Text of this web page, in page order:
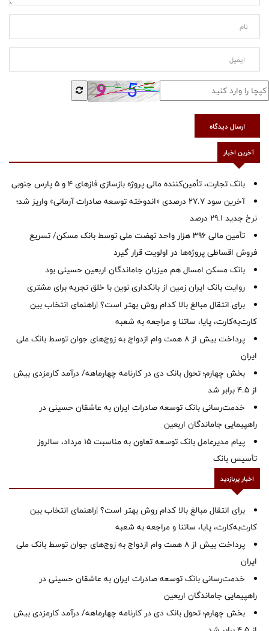
ارسال دیدگاه
آخرین اخبار
بانک تجارت، تأمین‌کننده مالی پروژه بازسازی فازهای ۴ و ۵ پارس جنوبی
آخرین سود ۲۷.۷ درصدی «اندوخته توسعه صادرات آرمانی» واریز شد؛
نرخ جدید ۲۹.۱ درصد
تأمین مالی ۳۹۶ هزار واحد نهضت ملی توسط بانک مسکن/ تسریع
فروش اقساطی پروژه‌ها در اولویت قرار گیرد
بانک مسکن امسال هم میزبان جاماندگان اربعین حسینی بود
روایت بانک ایران زمین از بانکداری نوین با خلق تجربه برای مشتری
برای انتقال مبالغ بالا کدام روش بهتر است؟ |راهنمای انتخاب بین
کارت‌به‌کارت، پایا، ساتنا و مراجعه به شعبه
پرداخت بیش از ۸ همت وام ازدواج به زوج‌های جوان توسط بانک ملی
ایران
بخش چهارم؛ تحول بانک دی در کارنامه چهارماهه/ درآمد کارمزدی بیش
از ۴.۵ برابر شد
خدمت‌رسانی بانک توسعه صادرات ایران به عاشقان حسینی در
راهپیمایی جاماندگان اربعین
پیام مدیرعامل بانک توسعه تعاون به مناسبت 15 مرداد، سالروز
تأسیس بانک
اخبار پربازدید
برای انتقال مبالغ بالا کدام روش بهتر است؟ |راهنمای انتخاب بین
کارت‌به‌کارت، پایا، ساتنا و مراجعه به شعبه
پرداخت بیش از ۸ همت وام ازدواج به زوج‌های جوان توسط بانک ملی
ایران
خدمت‌رسانی بانک توسعه صادرات ایران به عاشقان حسینی در
راهپیمایی جاماندگان اربعین
بخش چهارم؛ تحول بانک دی در کارنامه چهارماهه/ درآمد کارمزدی بیش